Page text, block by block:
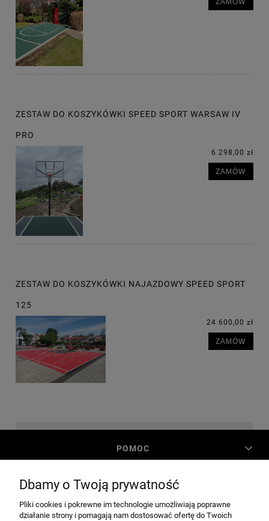
ZAMÓW
ZESTAW DO KOSZYKÓWKI SPEED SPORT WARSAW IV
PRO
6 298,00 zł
ZAMÓW
ZESTAW DO KOSZYKÓWKI NAJAZDOWY SPEED SPORT
125
24 600,00 zł
ZAMÓW
POMOC
MOJE KONTO
Dbamy o Twoją prywatność
Pliki cookies i pokrewne im technologie umożliwiają poprawne
działanie strony i pomagają nam dostosować ofertę do Twoich